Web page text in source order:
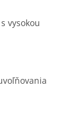
vysokou